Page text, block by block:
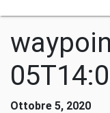
Ottobre 5, 2020